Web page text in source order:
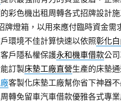
彩色機出租周轉各式招牌設計
牌燈箱，以用來應付臨時資金需
環境不佳計算快速以依照彰化
戶隱私權保護永和機車借款公
訂製床墊工廠直營生產的床墊
客製化床墊工廠幫你省下神器
轉免留車汽車借款優雅各式專